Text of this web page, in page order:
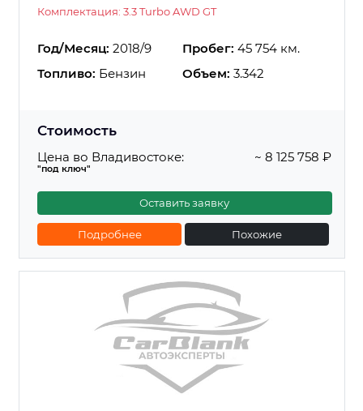
Комплектация: 3.3 Turbo AWD GT
Год/Месяц: 2018/9 Пробег: 45 754 км.
Топливо: Бензин Объем: 3.342
Стоимость
Цена во Владивостоке:
"под ключ"
~ 8 125 758 ₽
Оставить заявку
Подробнее Похожие